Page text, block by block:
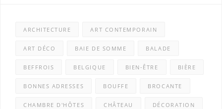
ARCHITECTURE ART CONTEMPORAIN
ART DÉCO BAIE DE SOMME BALADE
BEFFROIS BELGIQUE BIEN-ÊTRE BIÈRE
BONNES ADRESSES BOUFFE BROCANTE
CHAMBRE D'HÔTES CHÂTEAU DÉCORATION